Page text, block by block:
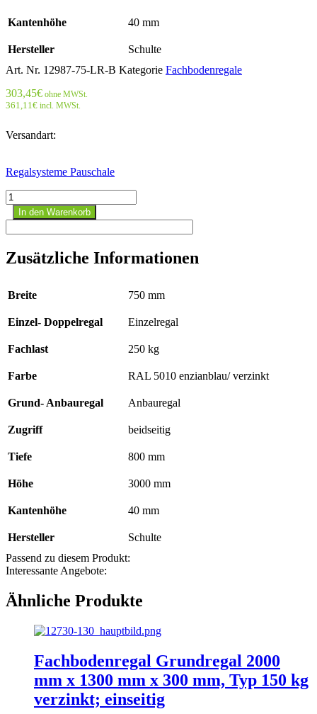
Kantenhöhe 40 mm
Hersteller
Schulte
Art. Nr. 12987-75-LR-B Kategorie Fachbodenregale
303,45€ ohne MWSt.
361,11 € incl. MWSt.
Versandart:
Regalsysteme Pauschale
Stecksystem
Anbauregal
-
3000x
mm,
kg
5010
verzinkt;
Menge
In den Warenkorb
Zusätzliche Informationen
Breite 750 mm
Einzel- Doppelregal Einzelregal
Fachlast 250 kg
Farbe RAL 5010 enzianblau/ verzinkt
Grund- Anbauregal Anbauregal
Zugriff beidseitig
Tiefe 800 mm
Höhe 3000 mm
Kantenhöhe 40 mm
Hersteller
Schulte
Passend zu diesem Produkt:
Interessante Angebote:
Ähnliche Produkte
Fachbodenregal Grundregal 2000
mm x 1300 mm x 300 mm, Typ 150 kg
verzinkt; einseitig